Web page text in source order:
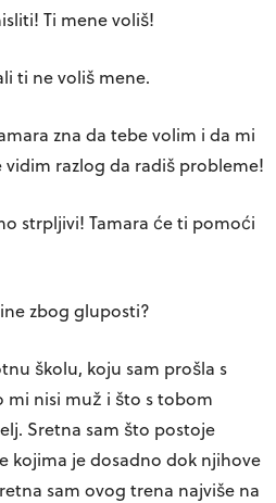
Ti mene voliš!
ti ne voliš mene.
zna da tebe volim i da mi
razlog da radiš probleme!
strpljivi! Tamara će ti pomoći
zbog gluposti?
školu, koju sam prošla s
nisi muž i što s tobom
Sretna sam što postoje
kojima je dosadno dok njihove
sam ovog trena najviše na